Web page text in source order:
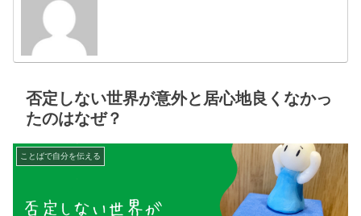
否定しない世界が意外と居心地良くなかっ
たのはなぜ？
ことばで自分を伝える